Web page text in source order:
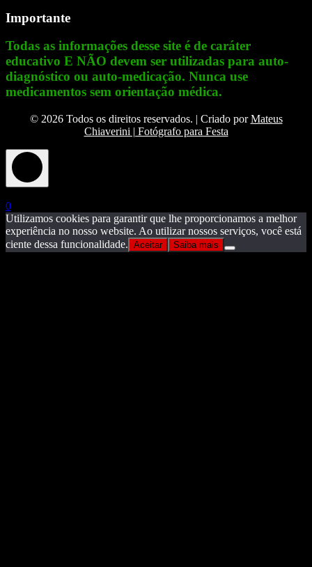
Importante
Todas as informações desse site é de caráter
educativo E NÃO devem ser utilizadas para auto-
diagnóstico ou auto-medicação. Nunca use
medicamentos sem orientação médica.
© 2026 Todos os direitos reservados. | Criado porMateus
Chiaverini | Fotógrafo para Festa
0
Utilizamos cookies para garantir que lhe proporcionamos a melhor
experiência no nosso website. Ao utilizar nossos serviços, você está
ciente dessa funcionalidade. Aceitar Saiba mais